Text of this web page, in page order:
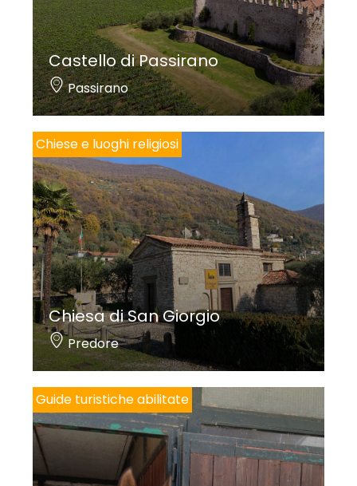
Cristo morto,Due Marie) di una bottega
settecentesca.
Federico Troletti
Castello di Passirano
Passirano
Chiese e luoghi religiosi
Chiesa di San Giorgio
Predore
Guide turistiche abilitate